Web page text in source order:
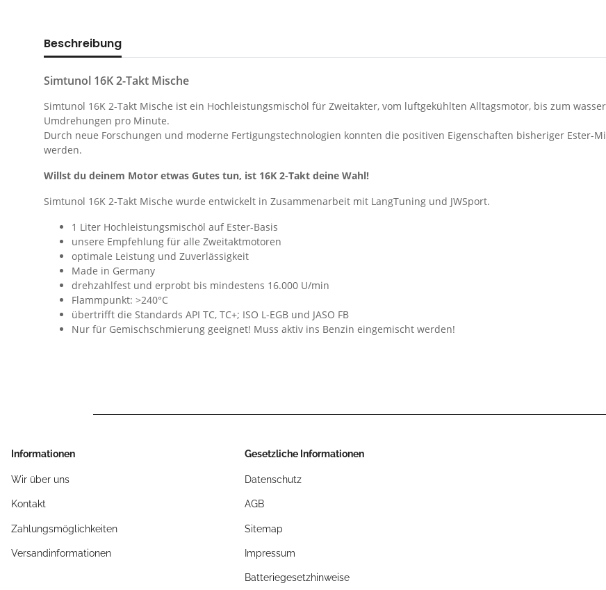
Beschreibung
Simtunol 16K 2-Takt Mische
Simtunol 16K 2-Takt Mische ist ein Hochleistungsmischöl für Zweitakter, vom luftgekühlten Alltagsmotor, bis zum
Umdrehungen pro Minute.
Durch neue Forschungen und moderne Fertigungstechnologien konnten die positiven Eigenschaften bisheriger
werden.
Willst du deinem Motor etwas Gutes tun, ist 16K 2-Takt deine Wahl!
Simtunol 16K 2-Takt Mische wurde entwickelt in Zusammenarbeit mit LangTuning und JWSport.
1 Liter Hochleistungsmischöl auf Ester-Basis
unsere Empfehlung für alle Zweitaktmotoren
optimale Leistung und Zuverlässigkeit
Made in Germany
drehzahlfest und erprobt bis mindestens 16.000 U/min
Flammpunkt: >240°C
übertrifft die Standards API TC, TC+; ISO L-EGB und JASO FB
Nur für Gemischschmierung geeignet! Muss aktiv ins Benzin eingemischt werden!
Informationen
Wir über uns
Kontakt
Zahlungsmöglichkeiten
Versandinformationen
Gesetzliche Informationen
Datenschutz
AGB
Sitemap
Impressum
Batteriegesetzhinweise